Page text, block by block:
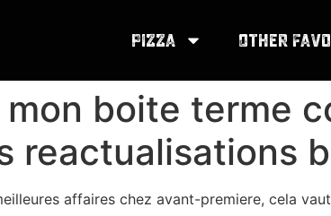
Pizza Other
boite terme
reactualisations
affaires chez avant-premiere, cela